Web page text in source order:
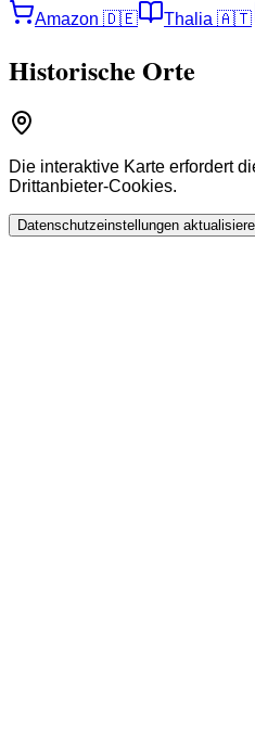
Amazon 🇩🇪 Thalia 🇦🇹
Historische Orte
Die interaktive Karte erfordert
Drittanbieter-Cookies.
Datenschutzeinstellungen